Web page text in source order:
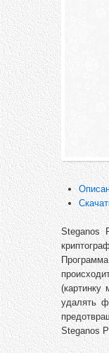
Steganos
(картинку
удалять
Steganos